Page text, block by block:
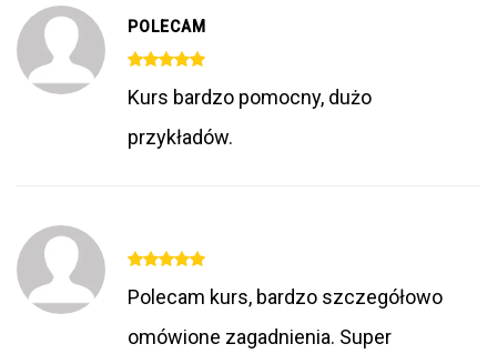
POLECAM
Kurs bardzo pomocny, dużo
przykładów.
Polecam kurs, bardzo szczegółowo
omówione zagadnienia. Super